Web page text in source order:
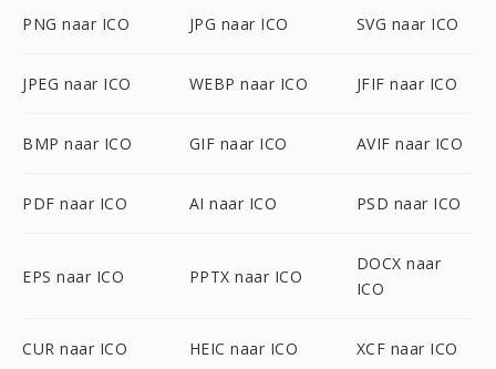
PNG naar ICO JPG naar ICO SVG naar ICO
JPEG naar ICO WEBP naar ICO JFIF naar ICO
BMP naar ICO GIF naar ICO AVIF naar ICO
PDF naar ICO AI naar ICO PSD naar ICO
EPS naar ICO PPTX naar ICO
DOCX naar
ICO
CUR naar ICO HEIC naar ICO XCF naar ICO